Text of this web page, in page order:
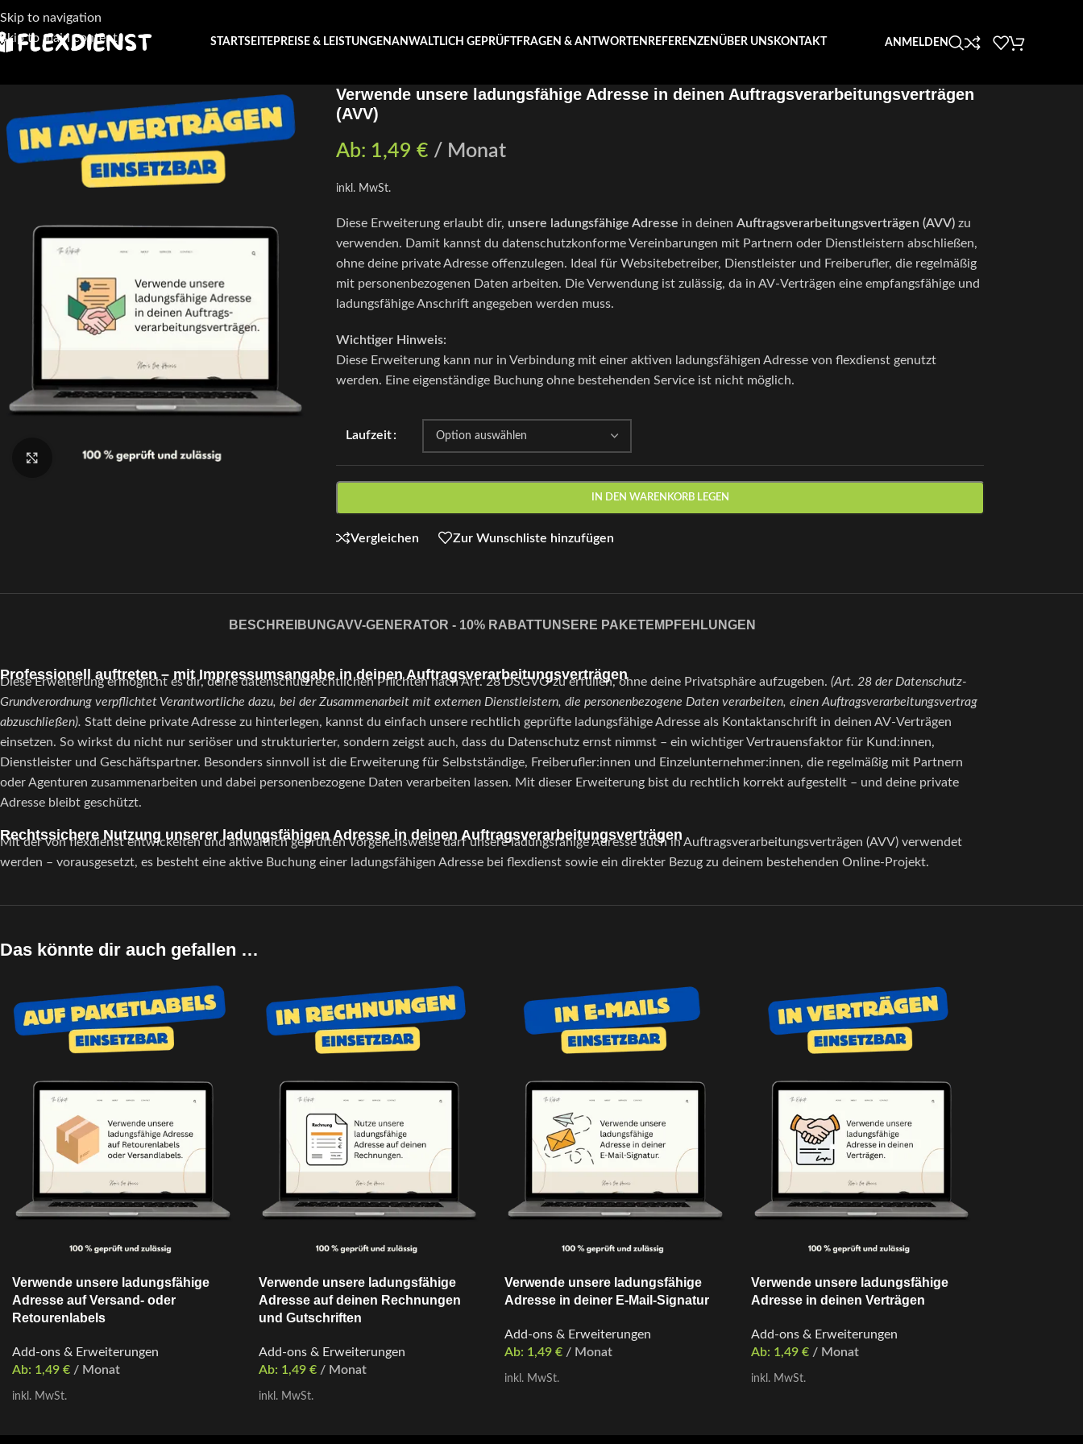
Skip to navigation
Skip to main content
STARTSEITE PREISE & LEISTUNGENANWALTLICH GEPRÜFT FRAGEN & ANTWORTEN REFERENZEN ÜBER UNS KONTAKT ANMELDEN
Klick zum Vergrößern
Verwende unsere ladungsfähige Adresse in deinen Auftragsverarbeitungsverträgen
(AVV)
Ab: 1,49€ / Monat
inkl. MwSt.
Diese Erweiterung erlaubt dir, unsere ladungsfähige Adresse in deinenAuftragsverarbeitungsverträgen (AVV) zu
verwenden. Damit kannst du datenschutzkonforme Vereinbarungen mit Partnern oder Dienstleistern abschließen,
ohne deine private Adresse offenzulegen. Ideal für Websitebetreiber, Dienstleister und Freiberufler, die regelmäßig
mit personenbezogenen Daten arbeiten. Die Verwendung ist zulässig, da in AV-Verträgen eine empfangsfähige und
ladungsfähige Anschrift angegeben werden muss.
Wichtiger Hinweis:
Diese Erweiterung kann nur in Verbindung mit einer aktiven ladungsfähigen Adresse von flexdienst genutzt
werden. Eine eigenständige Buchung ohne bestehenden Service ist nicht möglich.
Laufzeit
IN DEN WARENKORB LEGEN
Vergleichen Zur Wunschliste hinzufügen
BESCHREIBUNGAVV-GENERATOR - 10% RABATTUNSERE PAKETEMPFEHLUNGEN
Professionell auftreten – mit Impressumsangabe in deinen Auftragsverarbeitungsverträgen
Diese Erweiterung ermöglicht es dir, deine datenschutzrechtlichen Pflichten nach Art. 28 DSGVO zu erfüllen, ohne deine Privatsphäre aufzugeben. (Art. 28 der Datenschutz-
Grundverordnung verpflichtet Verantwortliche dazu, bei der Zusammenarbeit mit externen Dienstleistern, die personenbezogene Daten verarbeiten, einen Auftragsverarbeitungsvertrag
abzuschließen). Statt deine private Adresse zu hinterlegen, kannst du einfach unsere rechtlich geprüfte ladungsfähige Adresse als Kontaktanschrift in deinen AV-Verträgen
einsetzen. So wirkst du nicht nur seriöser und strukturierter, sondern zeigst auch, dass du Datenschutz ernst nimmst – ein wichtiger Vertrauensfaktor für Kund:innen,
Dienstleister und Geschäftspartner. Besonders sinnvoll ist die Erweiterung für Selbstständige, Freiberufler:innen und Einzelunternehmer:innen, die regelmäßig mit Partnern
oder Agenturen zusammenarbeiten und dabei personenbezogene Daten verarbeiten lassen. Mit dieser Erweiterung bist du rechtlich korrekt aufgestellt – und deine private
Adresse bleibt geschützt.
Rechtssichere Nutzung unserer ladungsfähigen Adresse in deinen Auftragsverarbeitungsverträgen
Mit der von flexdienst entwickelten und anwaltlich geprüften Vorgehensweise darf unsere ladungsfähige Adresse auch in Auftragsverarbeitungsverträgen (AVV) verwendet
werden – vorausgesetzt, es besteht eine aktive Buchung einer ladungsfähigen Adresse bei flexdienst sowie ein direkter Bezug zu deinem bestehenden Online-Projekt.
Das könnte dir auch gefallen …
Verwende unsere ladungsfähige
Adresse auf Versand- oder
Retourenlabels
Add-ons & Erweiterungen
Ab: 1,49 € / Monat
inkl. MwSt.
Verwende unsere ladungsfähige
Adresse auf deinen Rechnungen
und Gutschriften
Add-ons & Erweiterungen
Ab: 1,49 € / Monat
inkl. MwSt.
Verwende unsere ladungsfähige
Adresse in deiner E-Mail-Signatur
Add-ons & Erweiterungen
Ab: 1,49 € / Monat
inkl. MwSt.
Verwende unsere ladungsfähige
Adresse in deinen Verträgen
Add-ons & Erweiterungen
Ab: 1,49 € / Monat
inkl. MwSt.